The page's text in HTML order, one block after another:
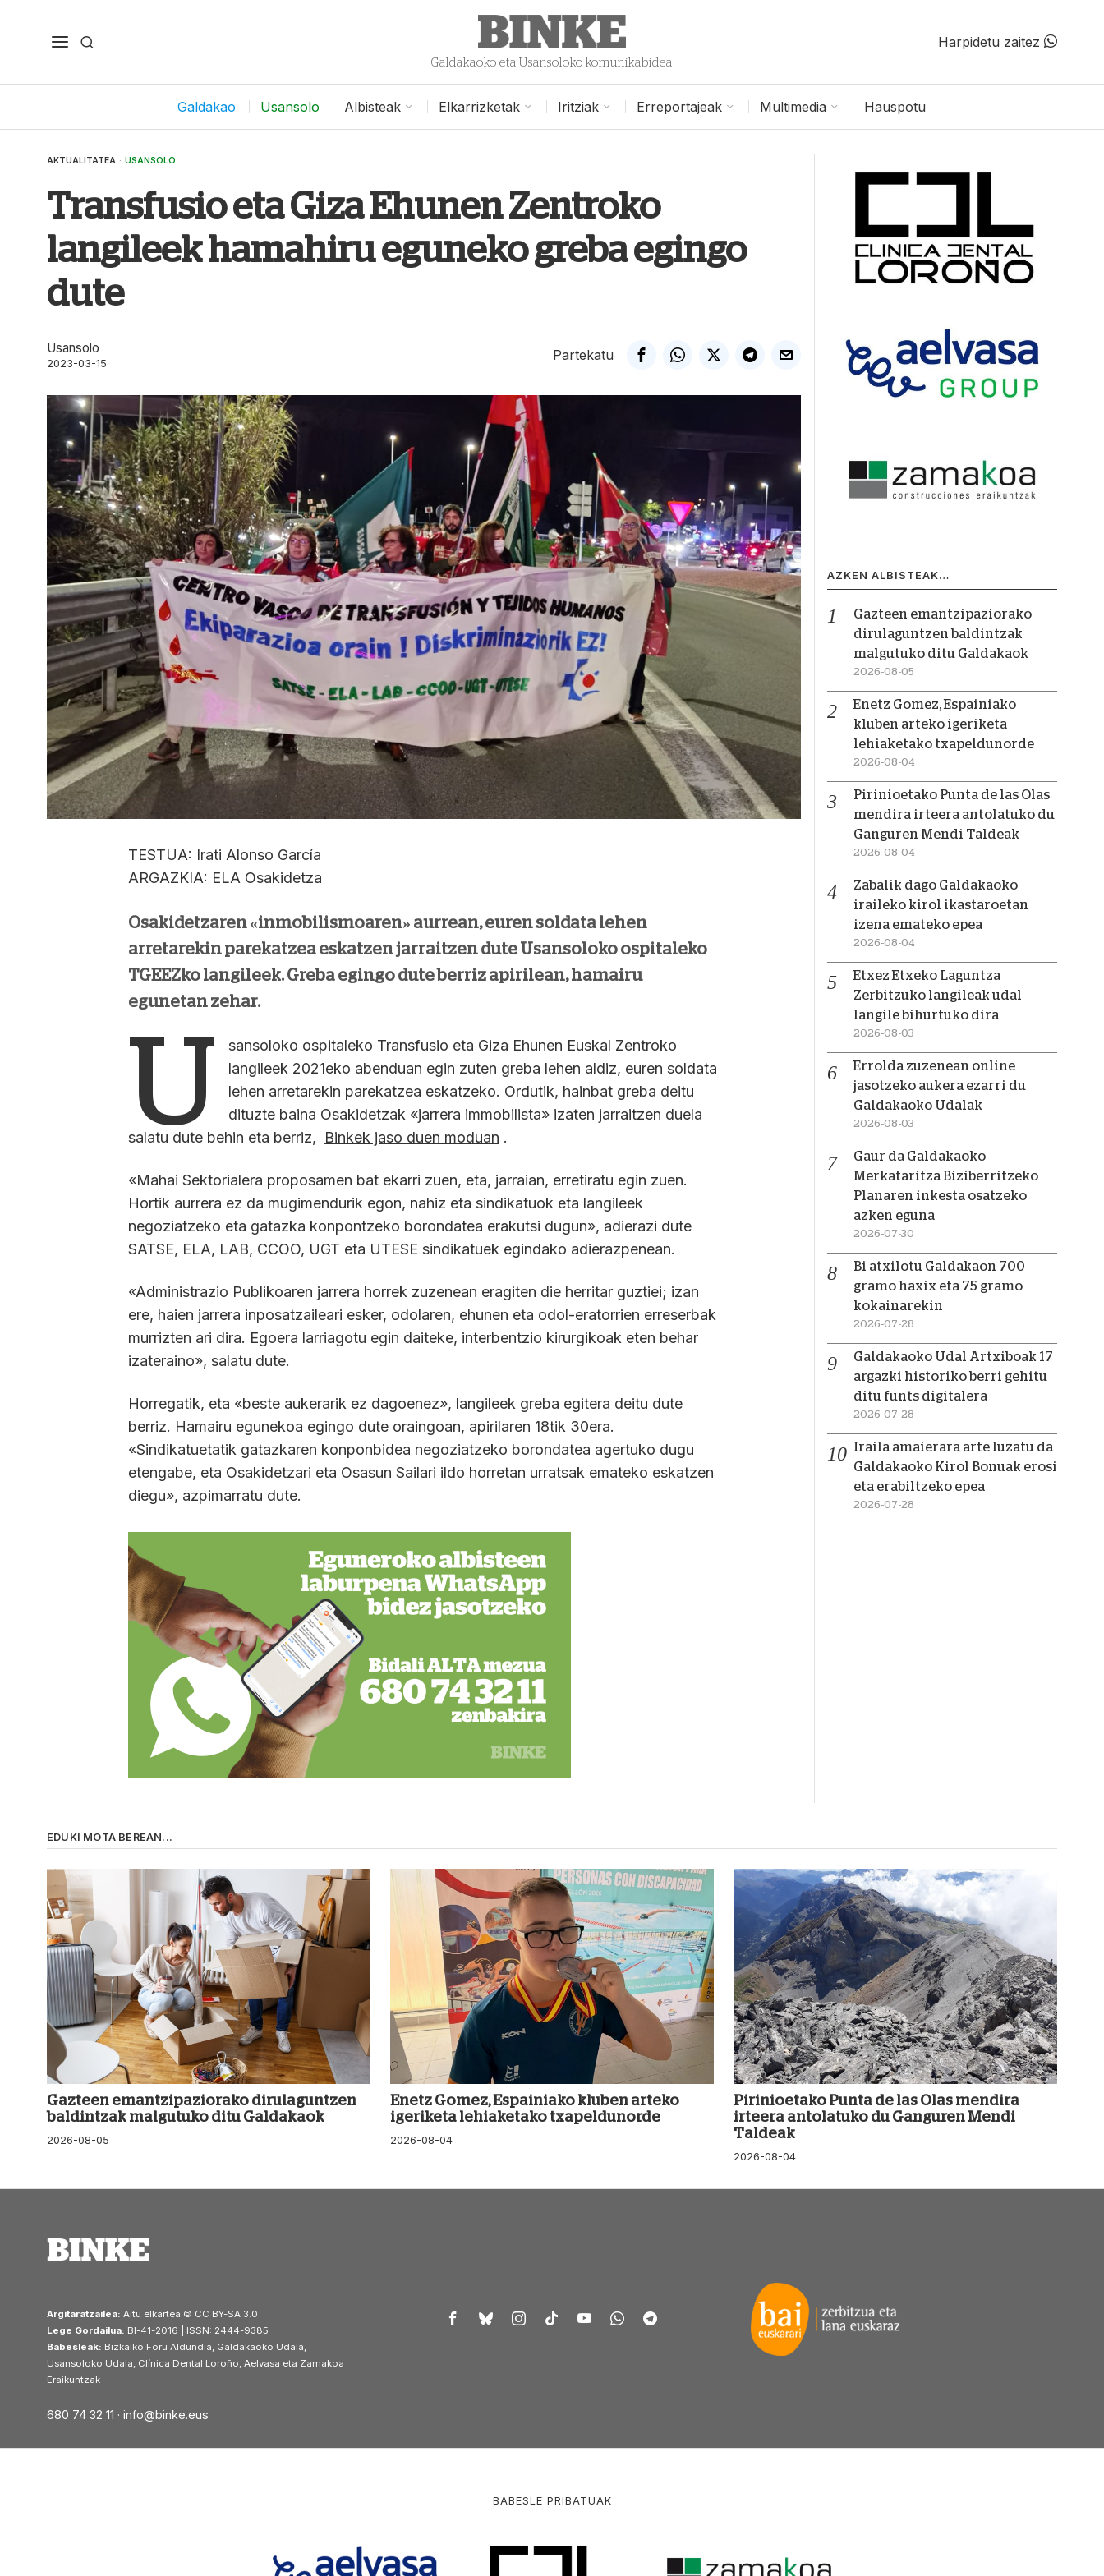
Galdakaoko eta Usansoloko komunikabidea
Harpidetu zaitez
Galdakao Usansolo Albisteak Elkarrizketak Iritziak Erreportajeak Multimedia Hauspotu
AKTUALITATEA · USANSOLO
Transfusio eta Giza Ehunen Zentroko
langileek hamahiru eguneko greba egingo
dute
Usansolo
2023-03-15
Partekatu
TESTUA: Irati Alonso García
ARGAZKIA: ELA Osakidetza
Osakidetzaren «inmobilismoaren» aurrean, euren soldata lehen
arretarekin parekatzea eskatzen jarraitzen dute Usansoloko ospitaleko
TGEEZko langileek. Greba egingo dute berriz apirilean, hamairu
egunetan zehar.
U
sansoloko ospitaleko Transfusio eta Giza Ehunen Euskal Zentroko
langileek 2021eko abenduan egin zuten greba lehen aldiz, euren soldata
lehen arretarekin parekatzea eskatzeko. Ordutik, hainbat greba deitu
dituzte baina Osakidetzak «jarrera immobilista» izaten jarraitzen duela
salatu dute behin eta berriz,
Binkek jaso duen moduan .
«Mahai Sektorialera proposamen bat ekarri zuen, eta, jarraian, erretiratu egin zuen.
Hortik aurrera ez da mugimendurik egon, nahiz eta sindikatuok eta langileek
negoziatzeko eta gatazka konpontzeko borondatea erakutsi dugun», adierazi dute
SATSE, ELA, LAB, CCOO, UGT eta UTESE sindikatuek egindako adierazpenean.
«Administrazio Publikoaren jarrera horrek zuzenean eragiten die herritar guztiei; izan
ere, haien jarrera inposatzaileari esker, odolaren, ehunen eta odol-eratorrien erreserbak
murrizten ari dira. Egoera larriagotu egin daiteke, interbentzio kirurgikoak eten behar
izateraino», salatu dute.
Horregatik, eta «beste aukerarik ez dagoenez», langileek greba egitera deitu dute
berriz. Hamairu egunekoa egingo dute oraingoan, apirilaren 18tik 30era.
«Sindikatuetatik gatazkaren konponbidea negoziatzeko borondatea agertuko dugu
etengabe, eta Osakidetzari eta Osasun Sailari ildo horretan urratsak emateko eskatzen
diegu», azpimarratu dute.
AZKEN ALBISTEAK…
Gazteen emantzipaziorako
dirulaguntzen baldintzak
malgutuko ditu Galdakaok
2026-08-05
Enetz Gomez, Espainiako
kluben arteko igeriketa
lehiaketako txapeldunorde
2026-08-04
Pirinioetako Punta de las Olas
mendira irteera antolatuko du
Ganguren Mendi Taldeak
2026-08-04
Zabalik dago Galdakaoko
iraileko kirol ikastaroetan
izena emateko epea
2026-08-04
Etxez Etxeko Laguntza
Zerbitzuko langileak udal
langile bihurtuko dira
2026-08-03
Errolda zuzenean online
jasotzeko aukera ezarri du
Galdakaoko Udalak
2026-08-03
Gaur da Galdakaoko
Merkataritza Biziberritzeko
Planaren inkesta osatzeko
azken eguna
2026-07-30
Bi atxilotu Galdakaon 700
gramo haxix eta 75 gramo
kokainarekin
2026-07-28
Galdakaoko Udal Artxiboak 17
argazki historiko berri gehitu
ditu funts digitalera
2026-07-28
Iraila amaierara arte luzatu da
Galdakaoko Kirol Bonuak erosi
eta erabiltzeko epea
2026-07-28
EDUKI MOTA BEREAN...
Gazteen emantzipaziorako dirulaguntzen
baldintzak malgutuko ditu Galdakaok
2026-08-05
Enetz Gomez, Espainiako kluben arteko
igeriketa lehiaketako txapeldunorde
2026-08-04
Pirinioetako Punta de las Olas mendira
irteera antolatuko du Ganguren Mendi
Taldeak
2026-08-04
Argitaratzailea: Aitu elkartea © CC BY-SA 3.0
Lege Gordailua: BI-41-2016 | ISSN: 2444-9385
Babesleak: Bizkaiko Foru Aldundia, Galdakaoko Udala,
Usansoloko Udala, Clínica Dental Loroño, Aelvasa eta Zamakoa
Eraikuntzak
680 74 32 11 · info@binke.eus
BABESLE PRIBATUAK